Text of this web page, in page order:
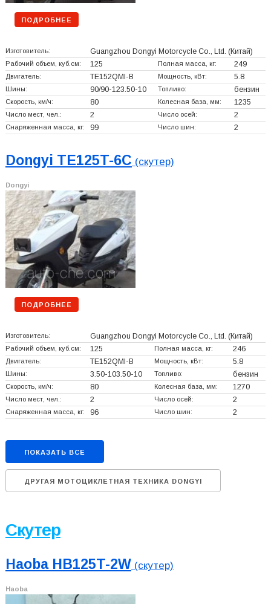
ПОДРОБНЕЕ
Изготовитель: Guangzhou Dongyi Motorcycle Co., Ltd. (Китай)
Рабочий объем, куб.см: 125 Полная масса, кг: 249
Двигатель: TE152QMI-B Мощность, кВт: 5.8
Шины: 90/90-123.50-10 Топливо: бензин
Скорость, км/ч: 80 Колесная база, мм: 1235
Число мест, чел.: 2 Число осей: 2
Снаряженная масса, кг: 99 Число шин: 2
Dongyi TE125T-6C (скутер)
Dongyi
ПОДРОБНЕЕ
Изготовитель: Guangzhou Dongyi Motorcycle Co., Ltd. (Китай)
Рабочий объем, куб.см: 125 Полная масса, кг: 246
Двигатель: TE152QMI-B Мощность, кВт: 5.8
Шины: 3.50-103.50-10 Топливо: бензин
Скорость, км/ч: 80 Колесная база, мм: 1270
Число мест, чел.: 2 Число осей: 2
Снаряженная масса, кг: 96 Число шин: 2
ПОКАЗАТЬ ВСЕ
ДРУГАЯ МОТОЦИКЛЕТНАЯ ТЕХНИКА DONGYI
Скутер
Haoba HB125T-2W (скутер)
Haoba